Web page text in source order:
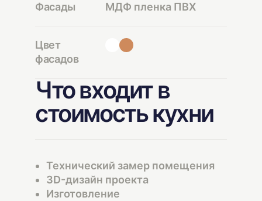
Фасады МДФ пленка ПВХ
Цвет
фасадов
Что входит в
стоимость кухни
Технический замер помещения
3D-дизайн проекта
Изготовление